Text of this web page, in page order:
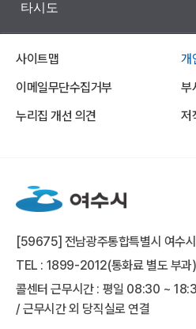
타시도
사이트맵
개
이메일무단수집거부
부
누리집 개선 의견
저
[59675] 전남광주통합특별시 여수
TEL : 1899-2012(통화료 별도 부
콜센터 근무시간 : 평일 08:30 ~
/ 근무시간 외 당직실로 연결